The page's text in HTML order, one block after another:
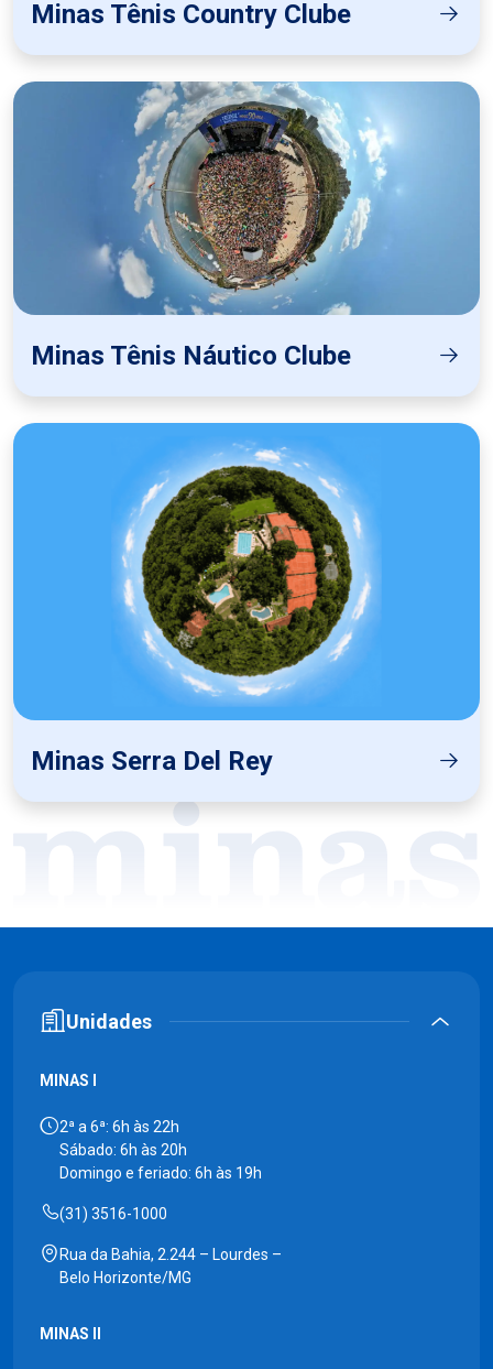
Minas Tênis Country Clube
Minas Tênis Náutico Clube
Minas Serra Del Rey
Unidades
MINAS I
2ª a 6ª: 6h às 22h
Sábado: 6h às 20h
Domingo e feriado: 6h às 19h
(31) 3516-1000
Rua da Bahia, 2.244 – Lourdes –
Belo Horizonte/MG
MINAS II